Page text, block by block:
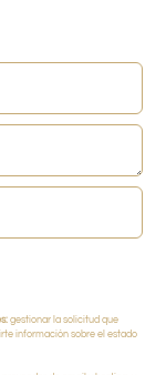
gestionar la solicitud que
información sobre el estado